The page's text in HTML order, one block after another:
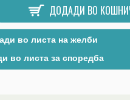
ДОДАДИ ВО
во листа на желби
во листа за споредба